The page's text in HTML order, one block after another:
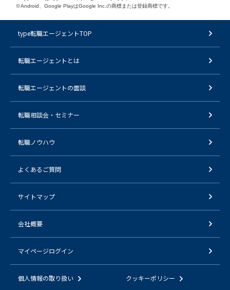
※Android、Google PlayはGoogle Inc.の商標または登録商標です。
type転職エージェントTOP
転職エージェントとは
転職エージェントの面談
転職相談会・セミナー
転職ノウハウ
よくあるご質問
サイトマップ
会社概要
マイページログイン
個人情報の取り扱い クッキーポリシー